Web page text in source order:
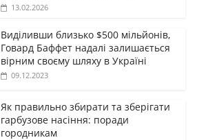
13.02.2026
Виділивши близько $500 мільйонів,
Говард Баффет надалі залишається
вірним своєму шляху в Україні
09.12.2023
Як правильно збирати та зберігати
гарбузове насіння: поради
городникам